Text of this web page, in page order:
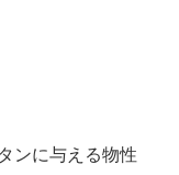
に与える物性